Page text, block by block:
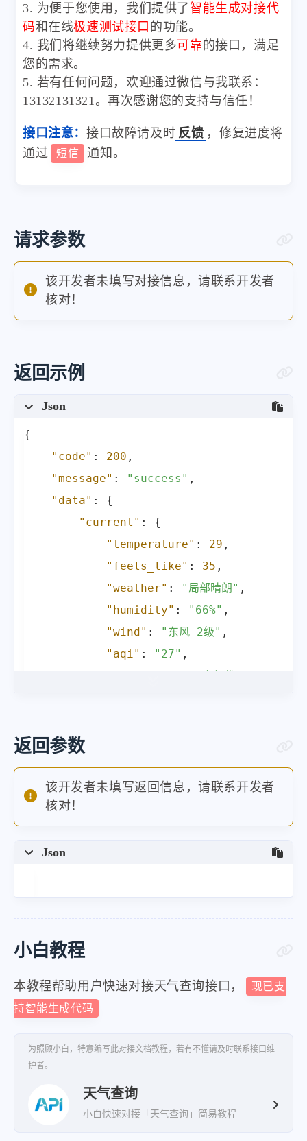
3. 为便于您使用，我们提供了智能生成对接代
码和在线极速测试接口 的功能。
4. 我们将继续努力提供更多可靠的接口，满足
您的需求。
5. 若有任何问题，欢迎通过微信与我联系：
13132131321。再次感谢您的支持与信任！
接口注意： 接口故障请及时 反馈 ，修复进度将
通过
短信 通知。
请求参数
该开发者未填写对接信息，请联系开发者
核对！
返回示例
Json
{
"code" : 200 ,
"message" : "success" ,
"data" :
{
"current" :
{
"temperature" : 29 ,
"feels_like" : 35 ,
"weather" : "局部晴朗" ,
"humidity" : "66%" ,
"wind" : "东风 2级" ,
"aqi" : "27" ,
},
"city": "长沙",
},
"nowcast":
{
},
"life_index"
"summary": "建议穿透气排汗
}
],
返回参数
该开发者未填写返回信息，请联系开发者
核对！
Json
小白教程
本教程帮助用户快速对接天气查询接口，
现已支
持智能生成代码
为照顾小白，特意编写此对接文档教程，若有不懂请及时联系接口维
护者。
天气查询
小白快速对接「天气查询」简易教程